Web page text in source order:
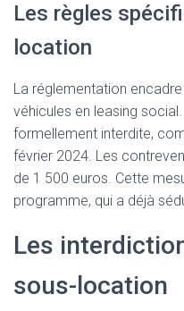
Les règles
location
La réglementation
véhicules en leasing
formellement interdite,
février 2024. Les
de 1 500 euros. Cette
programme, qui a déjà
Les
sous-location